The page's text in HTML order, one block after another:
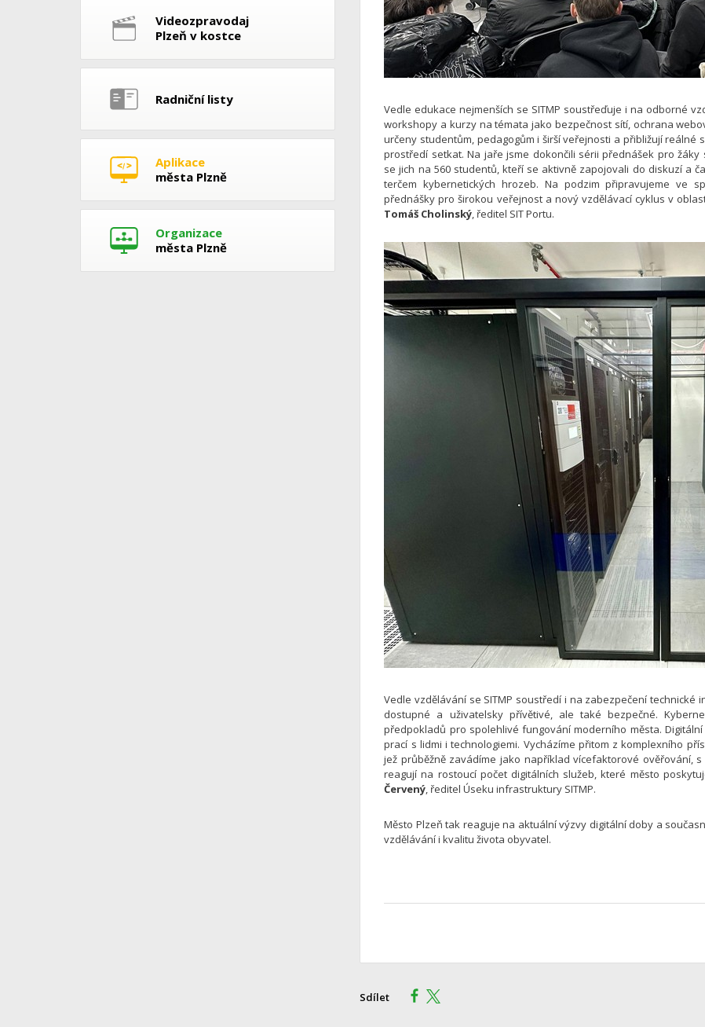
Vedle edukace nejmenších se SITMP soustřeďuje i na odborné
workshopy a kurzy na témata jako bezpečnost sítí, ochrana
určeny studentům, pedagogům i širší veřejnosti a přibližují reálné
prostředí setkat. Na jaře jsme dokončili sérii přednášek pro
se jich na 560 studentů, kteří se aktivně zapojovali do diskuzí a
terčem kybernetických hrozeb. Na podzim připravujeme ve
přednášky pro širokou veřejnost a nový vzdělávací cyklus v
Tomáš Cholinský, ředitel SIT Portu.
Vedle vzdělávání se SITMP soustředí i na zabezpečení technické
dostupné a uživatelsky přívětivé, ale také bezpečné.
předpokladů pro spolehlivé fungování moderního města.
prací s lidmi i technologiemi. Vycházíme přitom z komplexního
jež průběžně zavádíme jako například vícefaktorové ověřování,
reagují na rostoucí počet digitálních služeb, které město
Červený, ředitel Úseku infrastruktury SITMP.
Město Plzeň tak reaguje na aktuální výzvy digitální doby a
vzdělávání i kvalitu života obyvatel.
Sdílet
Videozpravodaj
Plzeň v kostce
Radniční listy
Aplikace
města Plzně
Organizace
města Plzně